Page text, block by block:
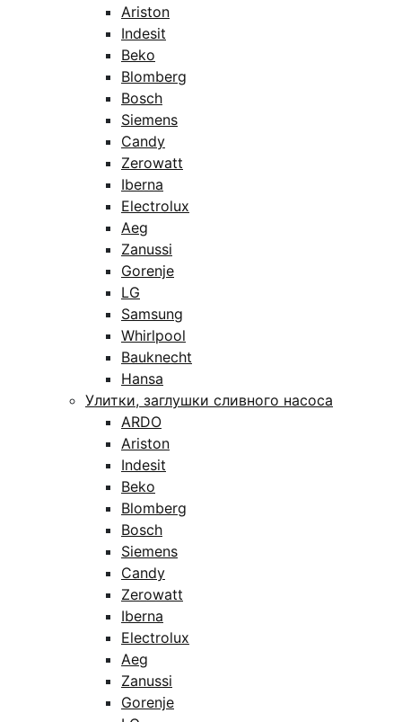
Ariston
Indesit
Beko
Blomberg
Bosch
Siemens
Candy
Zerowatt
Iberna
Electrolux
Aeg
Zanussi
Gorenje
LG
Samsung
Whirlpool
Bauknecht
Hansa
Улитки, заглушки сливного насоса
ARDO
Ariston
Indesit
Beko
Blomberg
Bosch
Siemens
Candy
Zerowatt
Iberna
Electrolux
Aeg
Zanussi
Gorenje